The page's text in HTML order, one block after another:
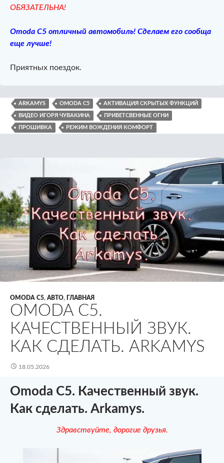
ОБЯЗАТЕЛЬНА!
Omoda C5 отличный автомобиль! Сделаем его сообща
еще лучше!
Приятных поездок.
ARKAMYS OMODA C5 АКТИВАЦИЯ СКРЫТЫХ ФУНКЦИЙ
ВИДЕО ИГОРЯ ЧУВАКИНА ПРИВЕТСВЕННЫЕ ОГНИ
ПРОШИВКА РЕЖИМ ВОЖДЕНИЯ КОМФОРТ
OMODA C5, АВТО, ГЛАВНАЯ
OMODA C5.
КАЧЕСТВЕННЫЙ ЗВУК.
КАК СДЕЛАТЬ. ARKAMYS
18.05.2026
Omoda C5. Качественный звук.
Как сделать. Arkamys.
Здравствуйте, дорогие друзья.